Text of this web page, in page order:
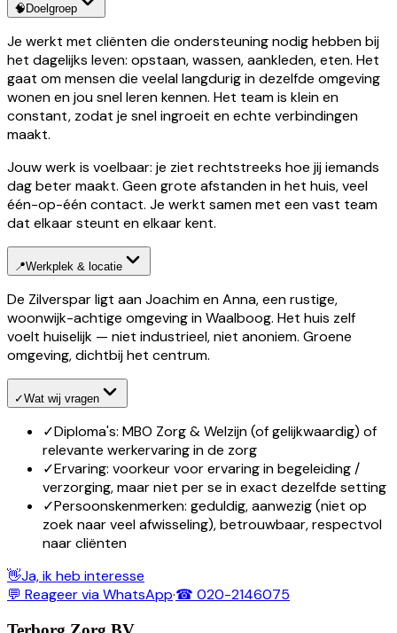
🧠 Doelgroep
Je werkt met cliënten die ondersteuning nodig hebben bij
het dagelijks leven: opstaan, wassen, aankleden, eten. Het
gaat om mensen die veelal langdurig in dezelfde omgeving
wonen en jou snel leren kennen. Het team is klein en
constant, zodat je snel ingroeit en echte verbindingen
maakt.
Jouw werk is voelbaar: je ziet rechtstreeks hoe jij iemands
dag beter maakt. Geen grote afstanden in het huis, veel
één-op-één contact. Je werkt samen met een vast team
dat elkaar steunt en elkaar kent.
📍Werkplek & locatie
De Zilverspar ligt aan Joachim en Anna, een rustige,
woonwijk-achtige omgeving in Waalboog. Het huis zelf
voelt huiselijk — niet industrieel, niet anoniem. Groene
omgeving, dichtbij het centrum.
✓Wat wij vragen
✓Diploma's: MBO Zorg & Welzijn (of gelijkwaardig) of
relevante werkervaring in de zorg
✓Ervaring: voorkeur voor ervaring in begeleiding /
verzorging, maar niet per se in exact dezelfde setting
✓Persoonskenmerken: geduldig, aanwezig (niet op
zoek naar veel afwisseling), betrouwbaar, respectvol
naar cliënten
👋Ja, ik heb interesse
💬 Reageer via WhatsApp·☎ 020-2146075